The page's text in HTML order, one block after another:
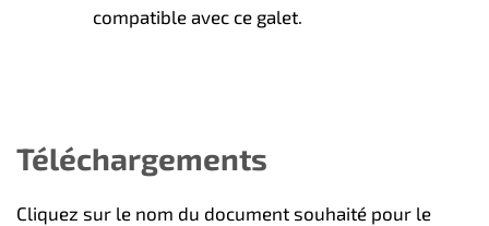
compatible avec ce galet.
Téléchargements
Cliquez sur le nom du document souhaité pour le